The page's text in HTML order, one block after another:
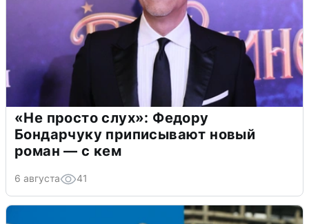
«Не просто слух»: Федору
Бондарчуку приписывают новый
роман — с кем
6 августа 41